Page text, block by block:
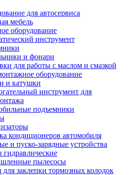
для автосервиса
мебель
оборудование
инструмент
и фонари
для работы с маслом и смазкой
оборудование
и катушки
инструмент для
подъемники
кондиционеров автомобиля
и пуско-зарядные устройства
гидравлические
пылесосы
для заклепки тормозных колодок